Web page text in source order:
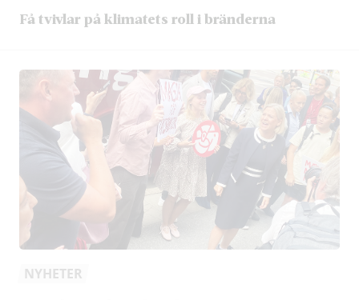
Få tvivlar på klimatets roll i bränderna
NYHETER